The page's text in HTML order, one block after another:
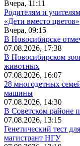
Вчера, 11:11
Родителям и
«Дети вместо цветов»
Вчера, 09:15
В Новосибирске
07.08.2026, 17:38
В Новосибирском
животных
07.08.2026, 16:07
28 многодетных
машины
07.08.2026, 14:30
В Советском районе
07.08.2026, 13:15
Генетический тест
магистрант НГУ